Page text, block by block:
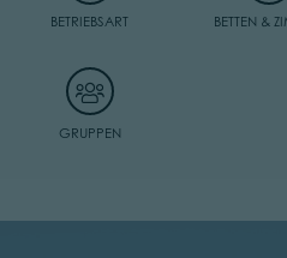
BETRIEBSART BETTEN &
GRUPPEN